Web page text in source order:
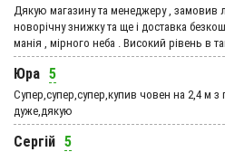
Дякую магазину та менеджеру , замовив
новорічну знижку та ще і доставка
манія , мірного неба . Високий рівень в
Юра 5
Супер,супер,супер,купив човен на 2,4 м
дуже,дякую
Сергій 5